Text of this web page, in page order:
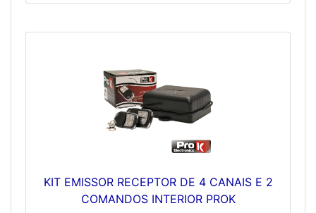
KIT EMISSOR RECEPTOR DE 4 CANAIS E 2
COMANDOS INTERIOR PROK